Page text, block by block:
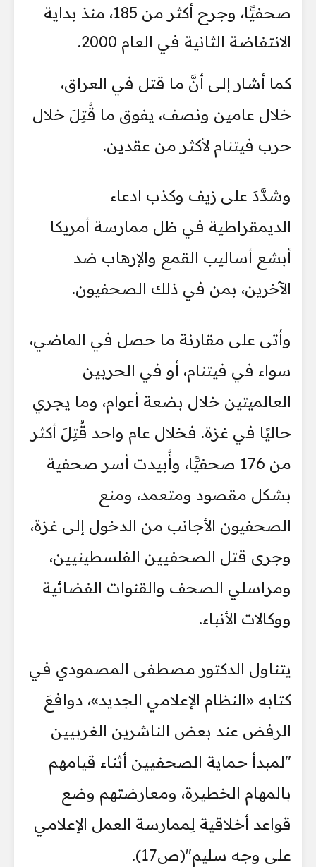
صحفيًّا، وجرح أكثر من 185، منذ بداية
الانتفاضة الثانية في العام 2000.
كما أشار إلى أنَّ ما قتل في العراق،
خلال عامين ونصف، يفوق ما قُتِلَ خلال
حرب فيتنام لأكثر من عقدين.
وشدَّدَ على زيف وكذب ادعاء
الديمقراطية في ظل ممارسة أمريكا
أبشع أساليب القمع والإرهاب ضد
الآخرين، بمن في ذلك الصحفيون.
وأتى على مقارنة ما حصل في الماضي،
سواء في فيتنام، أو في الحربين
العالميتين خلال بضعة أعوام، وما يجري
حاليًا في غزة. فخلال عام واحد قُتِلَ أكثر
من 176 صحفيًّا، وأُبيدت أسر صحفية
بشكل مقصود ومتعمد، ومنع
الصحفيون الأجانب من الدخول إلى غزة،
وجرى قتل الصحفيين الفلسطينيين،
ومراسلي الصحف والقنوات الفضائية
ووكالات الأنباء.
يتناول الدكتور مصطفى المصمودي في
كتابه «النظام الإعلامي الجديد»، دوافعَ
الرفض عند بعض الناشرين الغربيين
"لمبدأ حماية الصحفيين أثناء قيامهم
بالمهام الخطيرة، ومعارضتهم وضع
قواعد أخلاقية لِممارسة العمل الإعلامي
على وجه سليم"(ص17).